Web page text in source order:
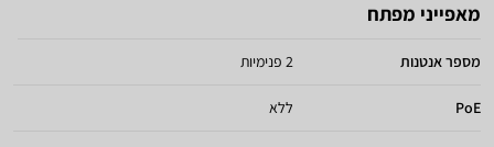
מאפייני מפתח
מספר אנטנות 2 פנימיות
PoE ללא